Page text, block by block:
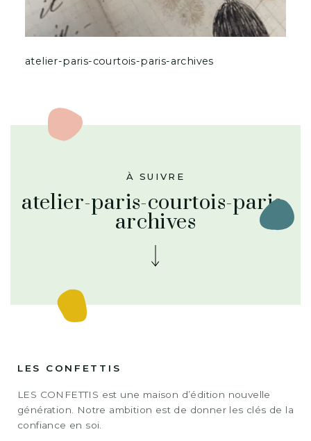
atelier-paris-courtois-paris-archives
À SUIVRE
atelier-paris-courtois-paris-
archives
LES CONFETTIS
LES CONFETTIS est une maison d’édition nouvelle
génération. Notre ambition est de donner les clés de la
confiance en soi.